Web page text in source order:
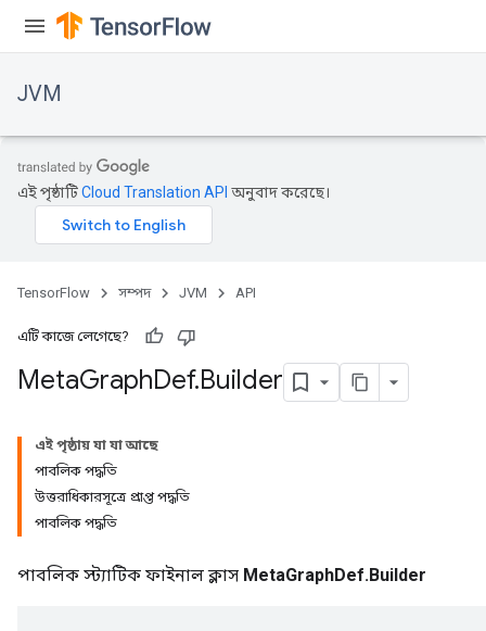
JVM
এই পৃষ্ঠাটিCloud Translation API অনুবাদ করেছে।
TensorFlow সম্পদ JVM API
এটি কাজে লেগেছে?
MetaGraphDef.Builder
এই পৃষ্ঠায় যা যা আছে
পাবলিক পদ্ধতি
উত্তরাধিকারসূত্রে প্রাপ্ত পদ্ধতি
পাবলিক পদ্ধতি
পাবলিক স্ট্যাটিক ফাইনাল ক্লাস MetaGraphDef.Builder